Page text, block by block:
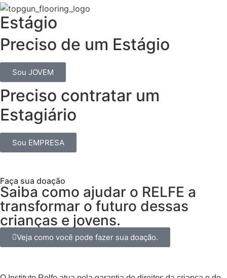
Estágio
Preciso de um Estágio
Sou JOVEM
Preciso contratar um
Estagiário
Sou EMPRESA
Faça sua doação
Saiba como ajudar o RELFE a
transformar o futuro dessas
crianças e jovens.
Veja como você pode fazer sua doação.